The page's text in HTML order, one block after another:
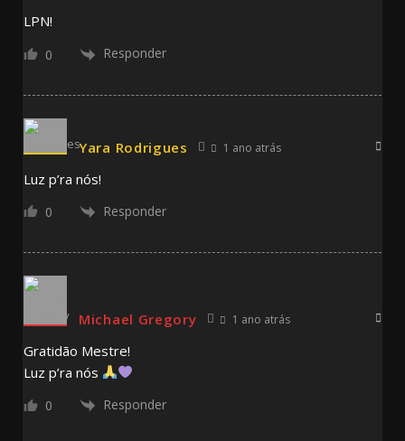
LPN!
0 Responder
Yara Rodrigues 1 ano atrás
Luz p’ra nós!
0 Responder
Michael Gregory 1 ano atrás
Gratidão Mestre!
Luz p’ra nós
0 Responder